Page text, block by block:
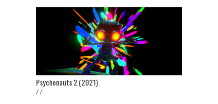
Psychonauts 2 (2021)
/ /